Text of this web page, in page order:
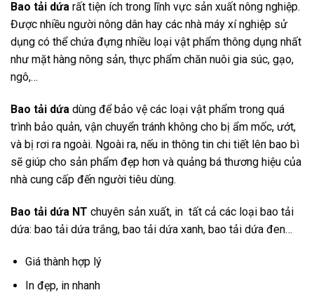
Bao tải dứa rất tiện ích trong lĩnh vực sản xuất nông nghiệp.
Được nhiều người nông dân hay các nhà máy xí nghiệp sử
dụng có thể chứa đựng nhiều loại vật phẩm thông dụng nhất
như mặt hàng nông sản, thực phẩm chăn nuôi gia súc, gạo,
ngô,…
Bao tải dứa dùng để bảo vệ các loại vật phẩm trong quá
trình bảo quản, vận chuyển tránh không cho bị ẩm mốc, ướt,
và bị rơi ra ngoài. Ngoài ra, nếu in thông tin chi tiết lên bao bì
sẽ giúp cho sản phẩm đẹp hơn và quảng bá thương hiệu của
nhà cung cấp đến người tiêu dùng.
Bao tải dứa NT chuyên sản xuất, in tất cả các loại bao tải
dứa: bao tải dứa trắng, bao tải dứa xanh, bao tải dứa đen…
Giá thành hợp lý
In đẹp, in nhanh